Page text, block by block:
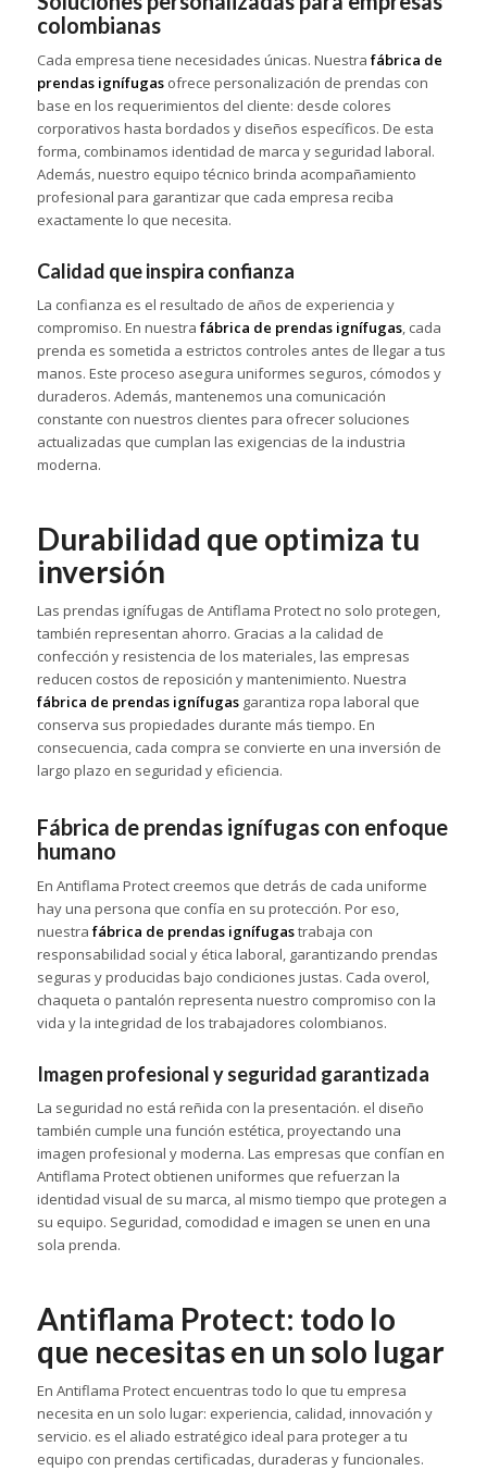
colombianas
Cada empresa tiene necesidades únicas. Nuestra fábrica de
prendas ignífugasofrece personalización de prendas con
base en los requerimientos del cliente: desde colores
corporativos hasta bordados y diseños específicos. De esta
forma, combinamos identidad de marca y seguridad laboral.
Además, nuestro equipo técnico brinda acompañamiento
profesional para garantizar que cada empresa reciba
exactamente lo que necesita.
Calidad que inspira confianza
La confianza es el resultado de años de experiencia y
compromiso. En nuestra fábrica de prendas ignífugas, cada
prenda es sometida a estrictos controles antes de llegar a tus
manos. Este proceso asegura uniformes seguros, cómodos y
duraderos. Además, mantenemos una comunicación
constante con nuestros clientes para ofrecer soluciones
actualizadas que cumplan las exigencias de la industria
moderna.
Durabilidad que optimiza tu
inversión
Las prendas ignífugas de Antiflama Protect no solo protegen,
también representan ahorro. Gracias a la calidad de
confección y resistencia de los materiales, las empresas
reducen costos de reposición y mantenimiento. Nuestra
fábrica de prendas ignífugasgarantiza ropa laboral que
conserva sus propiedades durante más tiempo. En
consecuencia, cada compra se convierte en una inversión de
largo plazo en seguridad y eficiencia.
Fábrica de prendas ignífugas con enfoque
humano
En Antiflama Protect creemos que detrás de cada uniforme
hay una persona que confía en su protección. Por eso,
nuestra fábrica de prendas ignífugastrabaja con
responsabilidad social y ética laboral, garantizando prendas
seguras y producidas bajo condiciones justas. Cada overol,
chaqueta o pantalón representa nuestro compromiso con la
vida y la integridad de los trabajadores colombianos.
Imagen profesional y seguridad garantizada
La seguridad no está reñida con la presentación. el diseño
también cumple una función estética, proyectando una
imagen profesional y moderna. Las empresas que confían en
Antiflama Protect obtienen uniformes que refuerzan la
identidad visual de su marca, al mismo tiempo que protegen a
su equipo. Seguridad, comodidad e imagen se unen en una
sola prenda.
Antiflama Protect: todo lo
que necesitas en un solo lugar
En Antiflama Protect encuentras todo lo que tu empresa
necesita en un solo lugar: experiencia, calidad, innovación y
servicio. es el aliado estratégico ideal para proteger a tu
equipo con prendas certificadas, duraderas y funcionales.